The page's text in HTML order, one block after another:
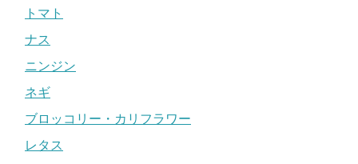
トマト
ナス
ニンジン
ネギ
ブロッコリー・カリフラワー
レタス